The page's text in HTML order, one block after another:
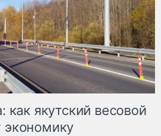
как якутский весовой
экономику